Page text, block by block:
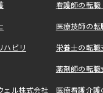
看護師の転
医療技師の
ハビリ 栄養士の転
薬剤師の転
ェル株式会社 医療看護介